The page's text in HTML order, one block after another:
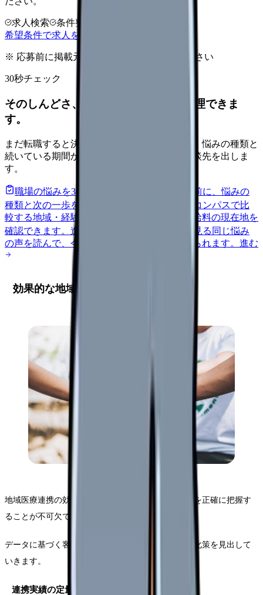
求人検索 条件整理
希望条件で求人を探す
※ 応募前に掲載元の最新情報を確認してください
30秒チェック
そのしんどさ、転職すべきサインか整理できま
す。
まだ転職すると決めていなくても大丈夫です。悩みの種類と
続いている期間から、次に見るべき記事と相談先を出しま
す。
職場の悩みを30秒で診断
辞めるべきか迷う前に、悩みの
種類と次の一歩を整理します。
給料コンパスで比
較する地域・経験年数・施設形態から、今の給料の現在地を
確認できます。 進む 匿名掲示板で本音を見る 同じ悩み
の声を読んで、今の職場だけの問題か確かめられます。 進む
効果的な地域連携体制の現状分析
地域医療連携の効果的な推進には、まず自院の現状を正確に把握す
ることが不可欠です。
データに基づく客観的な分析を通じて、具体的な強化策を見出して
いきます。
連携実績の定量的評価